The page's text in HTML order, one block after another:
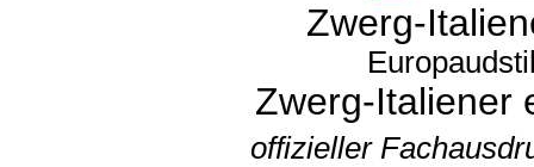
Zwerg-
Zwerg-Italiener
offizieller